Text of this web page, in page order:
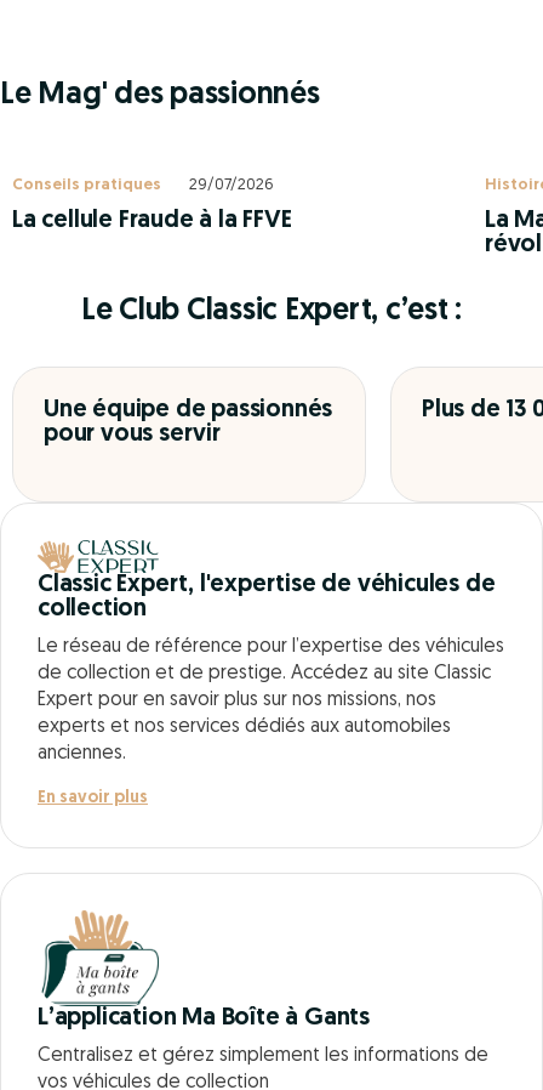
Le Mag' des passionnés
Conseils pratiques 29/07/2026
La cellule Fraude à la FFVE
La
Le Club Classic Expert, c’est :
Une équipe de passionnés
pour vous servir
Plus de 13
Classic Expert, l'expertise de véhicules de
collection
Le réseau de référence pour l’expertise des véhicules
de collection et de prestige. Accédez au site Classic
Expert pour en savoir plus sur nos missions, nos
experts et nos services dédiés aux automobiles
anciennes.
En savoir plus
L’application Ma Boîte à Gants
Centralisez et gérez simplement les informations de
vos véhicules de collection